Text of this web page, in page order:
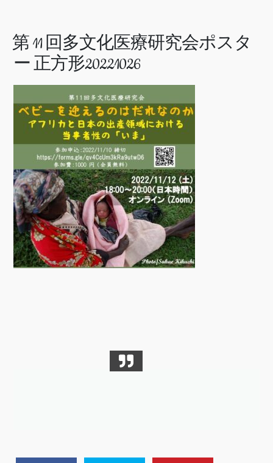
第 11 回多文化医療研究会ポスタ
ー 正方形20221026